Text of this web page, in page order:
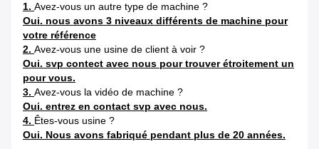
1. Avez-vous un autre type de machine ?
Oui. nous avons 3 niveaux différents de machine pour
votre référence
2. Avez-vous une usine de client à voir ?
Oui. svp contect avec nous pour trouver étroitement un
pour vous.
3. Avez-vous la vidéo de machine ?
Oui. entrez en contact svp avec nous.
4. Êtes-vous usine ?
Oui. Nous avons fabriqué pendant plus de 20 années.